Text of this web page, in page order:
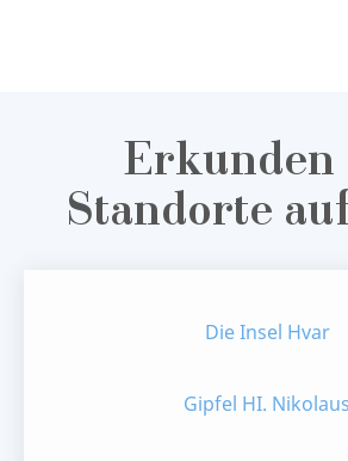
Erkunden
Standorte
Die Insel Hvar
Gipfel HI. Nikolaus